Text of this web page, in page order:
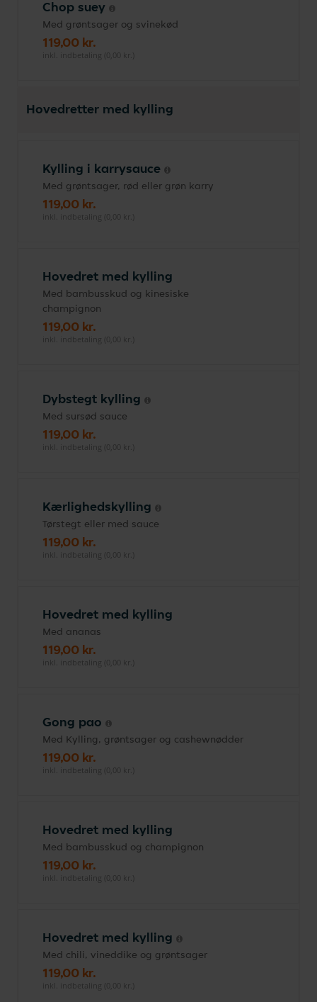
Chop suey
Med grøntsager og svinekød
119,00 kr.
inkl. indbetaling (0,00 kr.)
Hovedretter med kylling
Kylling i karrysauce
Med grøntsager, rød eller grøn karry
119,00 kr.
inkl. indbetaling (0,00 kr.)
Hovedret med kylling
Med bambusskud og kinesiske
champignon
119,00 kr.
inkl. indbetaling (0,00 kr.)
Dybstegt kylling
Med sursød sauce
119,00 kr.
inkl. indbetaling (0,00 kr.)
Kærlighedskylling
Tørstegt eller med sauce
119,00 kr.
inkl. indbetaling (0,00 kr.)
Hovedret med kylling
Med ananas
119,00 kr.
inkl. indbetaling (0,00 kr.)
Gong pao
Med Kylling, grøntsager og cashewnødder
119,00 kr.
inkl. indbetaling (0,00 kr.)
Hovedret med kylling
Med bambusskud og champignon
119,00 kr.
inkl. indbetaling (0,00 kr.)
Hovedret med kylling
Med chili, vineddike og grøntsager
119,00 kr.
inkl. indbetaling (0,00 kr.)